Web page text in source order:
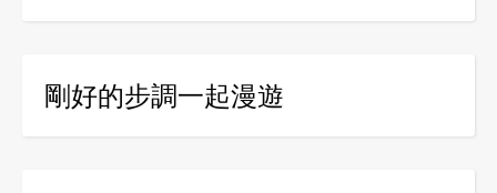
剛好的步調一起漫遊